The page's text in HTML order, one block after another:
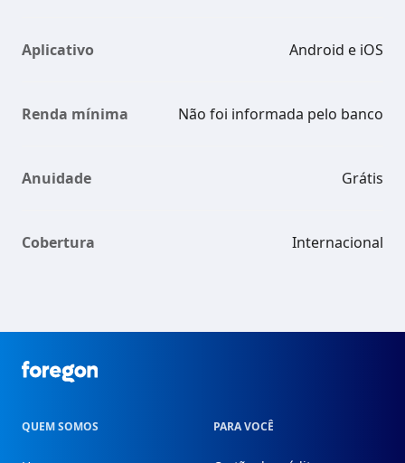
Aplicativo Android e iOS
Renda mínima Não foi informada pelo banco
Anuidade Grátis
Cobertura Internacional
Foregon.com
QUEM SOMOS PARA VOCÊ